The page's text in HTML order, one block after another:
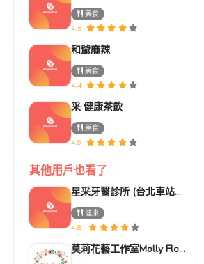
美食
4.6
和爺麻辣​
美食
4.4
采 健康茶飲
美食
4.9
其他用戶也看了
星采牙醫診所 (台北車站館前)
健康
4.8
莫莉花藝工作室Molly Florist